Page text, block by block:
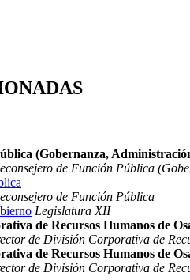
(Gobernanza,
de Función Pública
de Función Pública
Legislatura XII
de Recursos Humanos de
de División Corporativa de
de Recursos Humanos de
de División Corporativa de